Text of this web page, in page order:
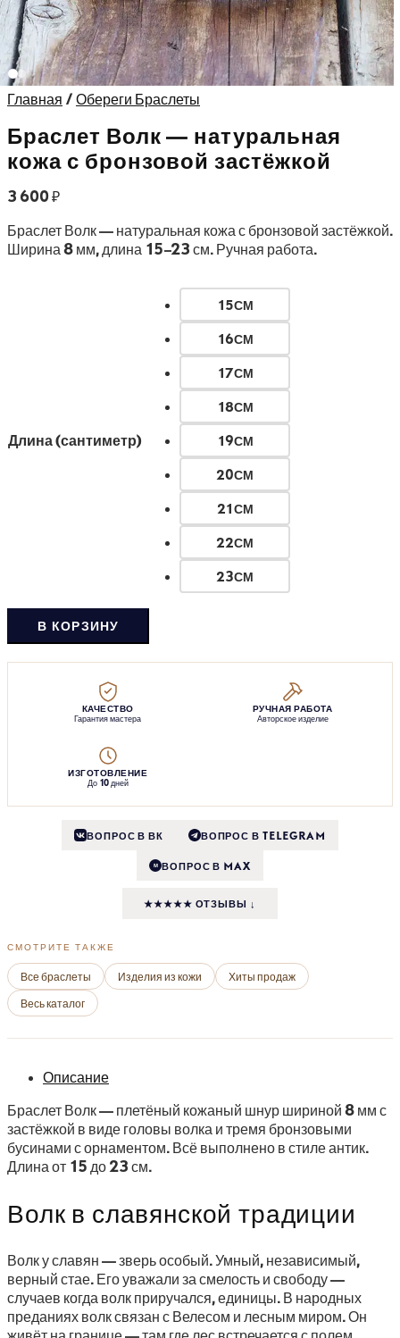
Главная /Обереги Браслеты
Браслет Волк — натуральная
кожа с бронзовой застёжкой
3 600₽
Браслет Волк — натуральная кожа с бронзовой застёжкой.
Ширина 8 мм, длина 15–23 см. Ручная работа.
Длина (сантиметр)
15СМ
16СМ
17СМ
18СМ
19СМ
20СМ
21СМ
22СМ
23СМ
В КОРЗИНУ
КАЧЕСТВО
Гарантия мастера
РУЧНАЯ РАБОТА
Авторское изделие
ИЗГОТОВЛЕНИЕ
До 10 дней
ВОПРОС В ВК ВОПРОС В TELEGRAM
M ВОПРОС В MAX
★★★★★ ОТЗЫВЫ ↓
СМОТРИТЕ ТАКЖЕ
Все браслеты Изделия из кожи
Хиты продаж
Весь каталог
Описание
Браслет Волк — плетёный кожаный шнур шириной 8 мм с
застёжкой в виде головы волка и тремя бронзовыми
бусинами с орнаментом. Всё выполнено в стиле антик.
Длина от 15 до 23 см.
Волк в славянской традиции
Волк у славян — зверь особый. Умный, независимый,
верный стае. Его уважали за смелость и свободу —
случаев когда волк приручался, единицы. В народных
преданиях волк связан с Велесом и лесным миром. Он